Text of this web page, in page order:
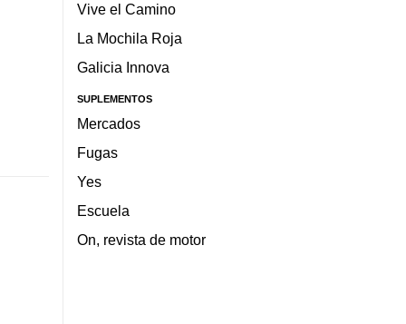
Vive el Camino
La Mochila Roja
Galicia Innova
SUPLEMENTOS
Mercados
Fugas
Yes
Escuela
On, revista de motor